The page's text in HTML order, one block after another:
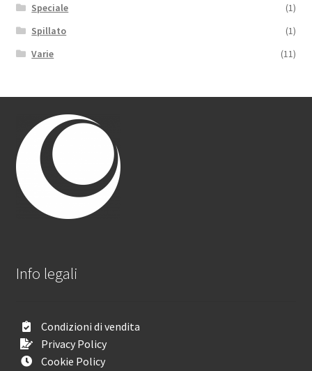
Speciale
(1)
Spillato
(1)
Varie
(11)
Info legali
Condizioni di vendita
Privacy Policy
Cookie Policy